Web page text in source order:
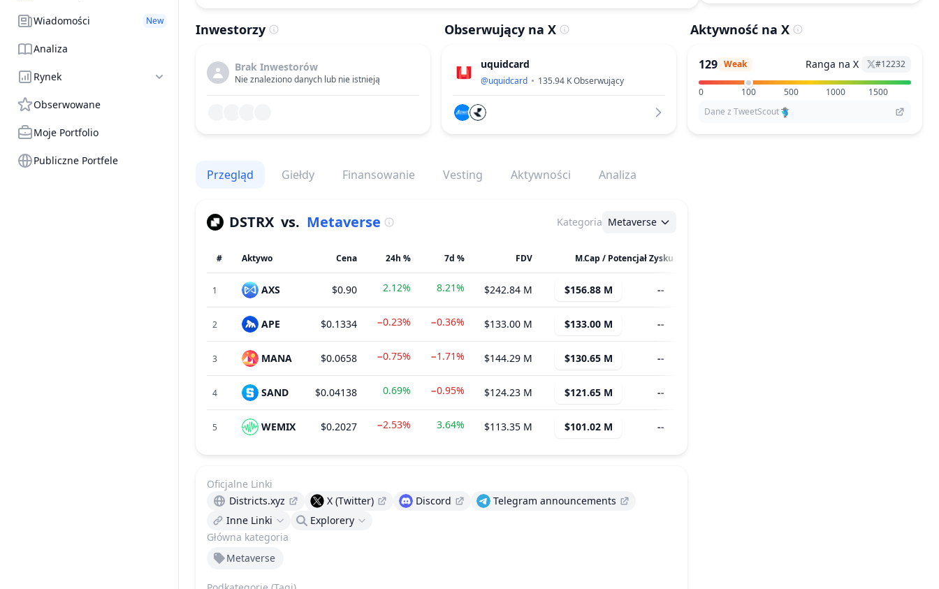
Wiadomości New
Analiza
Rynek
Obserwowane
Moje Portfolio
Publiczne Portfele
Inwestorzy
Brak Inwestorów
Nie znaleziono danych lub nie istnieją
Obserwujący na X
uquidcard
@uquidcard 135.94 KObserwujący
Aktywność na X
129 Weak Ranga na X #12232
0 100 500 1000
1500
Dane z TweetScout
Przegląd Giełdy Finansowanie Vesting Aktywności Analiza
DSTRX vs. Metaverse Kategoria Metaverse
# Aktywo Cena 24h % 7d % FDV M.Cap / Potencjał Zysku
1 AXS $0.90 2.12% 8.21% $242.84 M $156.88 M --
2 APE $0.1334 −0.23% −0.36% $133.00 M $133.00 M --
3 MANA $0.0658 −0.75% −1.71% $144.29 M $130.65 M --
4 SAND $0.04138 0.69% −0.95% $124.23 M $121.65 M --
5 WEMIX $0.2027 −2.53% 3.64% $113.35 M $101.02 M --
Główna kategoria
Metaverse
Oficjalne Linki
Districts.xyz
X (Twitter) Discord
Telegram announcements
Inne Linki
Explorery